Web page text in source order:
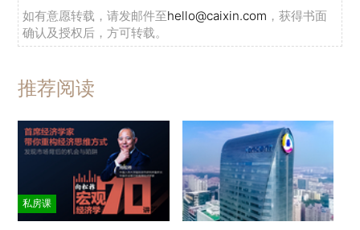
如有意愿转载，请发邮件至hello@caixin.com ，获得书面
确认及授权后，方可转载。
推荐阅读
私房课